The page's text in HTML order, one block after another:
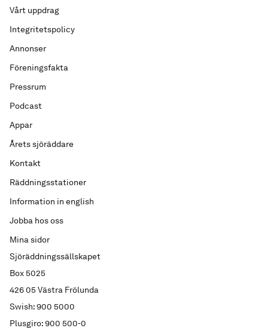
Sjöräddningssällskapet
Box 5025
426 05 Västra Frölunda
Swish: 900 5000
Plusgiro: 900 500-0
Vårt uppdrag
Integritetspolicy
Annonser
Föreningsfakta
Pressrum
Podcast
Appar
Årets sjöräddare
Kontakt
Räddningsstationer
Information in english
Jobba hos oss
Mina sidor